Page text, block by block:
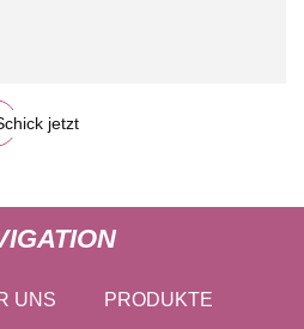
jetzt
UNS PRODUKTE